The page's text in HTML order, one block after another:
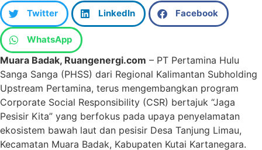
Twitter LinkedIn Facebook
WhatsApp
Muara Badak, Ruangenergi.com – PT Pertamina Hulu
Sanga Sanga (PHSS) dari Regional Kalimantan Subholding
Upstream Pertamina, terus mengembangkan program
Corporate Social Responsibility (CSR) bertajuk “Jaga
Pesisir Kita” yang berfokus pada upaya penyelamatan
ekosistem bawah laut dan pesisir Desa Tanjung Limau,
Kecamatan Muara Badak, Kabupaten Kutai Kartanegara.